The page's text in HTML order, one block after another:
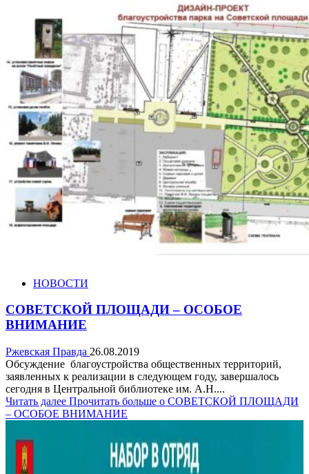
НОВОСТИ
СОВЕТСКОЙ ПЛОЩАДИ – ОСОБОЕ
ВНИМАНИЕ
Ржевская Правда 26.08.2019
Обсуждение благоустройства общественных территорий,
заявленных к реализации в следующем году, завершалось
сегодня в Центральной библиотеке им. А.Н....
Читать далее Прочитать больше о СОВЕТСКОЙ ПЛОЩАДИ
– ОСОБОЕ ВНИМАНИЕ